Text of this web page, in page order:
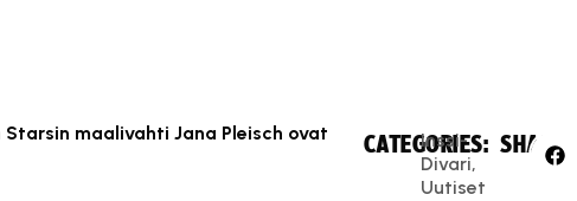
maalivahti Jana Pleisch ovat
CATEGORIES:
Inssi-
Divari,
Uutiset
SHARE: